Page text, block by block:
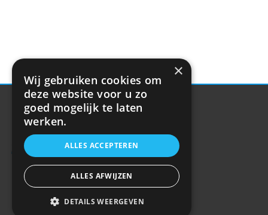
Over ons
×
Wij gebruiken cookies om
deze website voor u zo
goed mogelijk te laten
werken.
ALLES ACCEPTEREN
ALLES AFWIJZEN
DETAILS WEERGEVEN